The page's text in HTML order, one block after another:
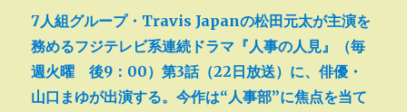
7人組グループ・Travis Japanの松田元太が主演を
務めるフジテレビ系連続ドラマ『人事の人見』（毎
週火曜 後9：00）第3話（22日放送）に、俳優・
山口まゆが出演する。今作は“人事部”に焦点を当て